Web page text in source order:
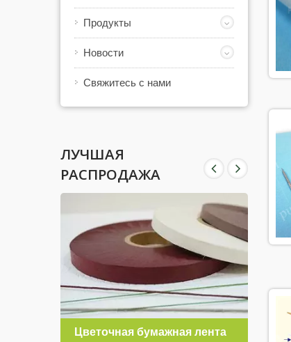
Продукты
Новости
Свяжитесь с нами
ЛУЧШАЯ
РАСПРОДАЖА
Цветочная бумажная лента